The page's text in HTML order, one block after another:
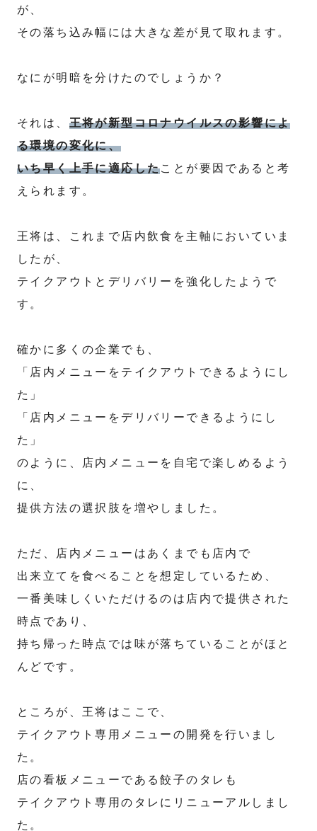
が、
その落ち込み幅には大きな差が見て取れます。
なにが明暗を分けたのでしょうか？
それは、 王将が新型コロナウイルスの影響によ
る環境の変化に、
いち早く上手に適応したことが要因であると考
えられます。
王将は、これまで店内飲食を主軸においていま
したが、
テイクアウトとデリバリーを強化したようで
す。
確かに多くの企業でも、
「店内メニューをテイクアウトできるようにし
た」
「店内メニューをデリバリーできるようにし
た」
のように、店内メニューを自宅で楽しめるよう
に、
提供方法の選択肢を増やしました。
ただ、店内メニューはあくまでも店内で
出来立てを食べることを想定しているため、
一番美味しくいただけるのは店内で提供された
時点であり、
持ち帰った時点では味が落ちていることがほと
んどです。
ところが、王将はここで、
テイクアウト専用メニューの開発を行いまし
た。
店の看板メニューである餃子のタレも
テイクアウト専用のタレにリニューアルしまし
た。